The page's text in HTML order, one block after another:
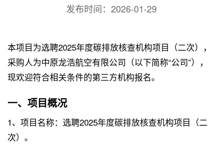
发布时间： 2026-01-29
本项目为选聘2025年度碳排放核查机构项目（二次），
采购人为中原龙浩航空有限公司（以下简称“公司”），
现欢迎符合相关条件的第三方机构报名。
一、项目概况
1、项目名称：选聘2025年度碳排放核查机构项目（二
次）。